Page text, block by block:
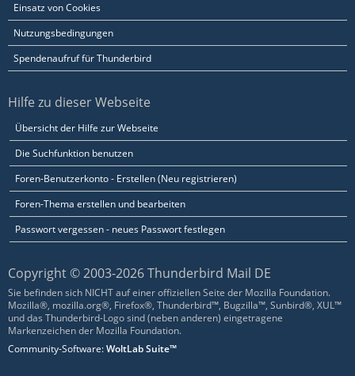
Einsatz von Cookies
Nutzungsbedingungen
Spendenaufruf für Thunderbird
Hilfe zu dieser Webseite
Übersicht der Hilfe zur Webseite
Die Suchfunktion benutzen
Foren-Benutzerkonto - Erstellen (Neu registrieren)
Foren-Thema erstellen und bearbeiten
Passwort vergessen - neues Passwort festlegen
Copyright © 2003-2026 Thunderbird Mail DE
Sie befinden sich NICHT auf einer offiziellen Seite der Mozilla Foundation.
Mozilla®, mozilla.org®, Firefox®, Thunderbird™, Bugzilla™, Sunbird®, XUL™
und das Thunderbird-Logo sind (neben anderen) eingetragene
Markenzeichen der Mozilla Foundation.
Community-Software:WoltLab Suite™